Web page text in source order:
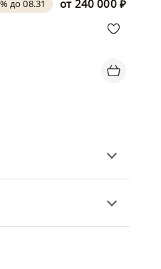
от 240 000 ₽
до 08.31